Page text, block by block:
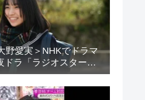
野愛実＞NHKでドラマ
ラ「ラジオスター」
いさハンパない」「演
！」の声